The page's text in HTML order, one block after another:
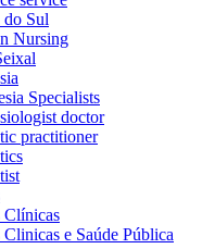
do Sul
Nursing
Specialists
doctor
practitioner
Clínicas
Clinicas e Saúde Pública